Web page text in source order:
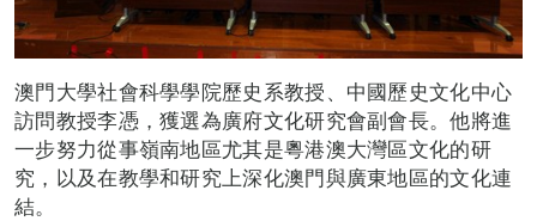
澳門大學社會科學學院歷史系教授、中國歷史文化中心
訪問教授李憑，獲選為廣府文化研究會副會長。他將進
一步努力從事嶺南地區尤其是粵港澳大灣區文化的研
究，以及在教學和研究上深化澳門與廣東地區的文化連
結。